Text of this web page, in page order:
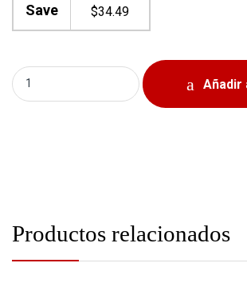
Save $34.49
Kit Tren Delantero Kia Sportage 2011-
Añadir
Productos relacionados